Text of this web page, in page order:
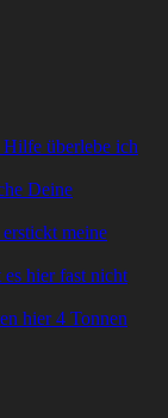
überlebe ich
Deine
meine
hier fast nicht
hier 4 Tonnen